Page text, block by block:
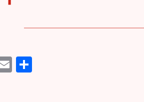
EmailShare